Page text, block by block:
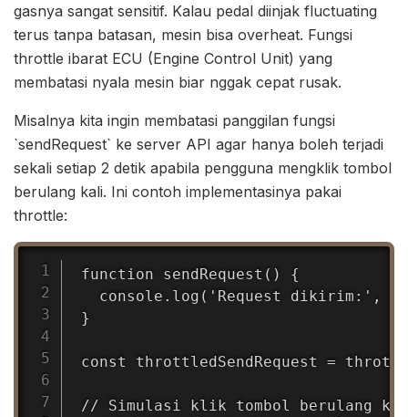
gasnya sangat sensitif. Kalau pedal diinjak fluctuating
terus tanpa batasan, mesin bisa overheat. Fungsi
throttle ibarat ECU (Engine Control Unit) yang
membatasi nyala mesin biar nggak cepat rusak.
Misalnya kita ingin membatasi panggilan fungsi
`sendRequest` ke server API agar hanya boleh terjadi
sekali setiap 2 detik apabila pengguna mengklik tombol
berulang kali. Ini contoh implementasinya pakai
throttle:
function sendRequest() {
console.log('Request dikirim:',
}
const throttledSendRequest =
// Simulasi klik tombol berulang